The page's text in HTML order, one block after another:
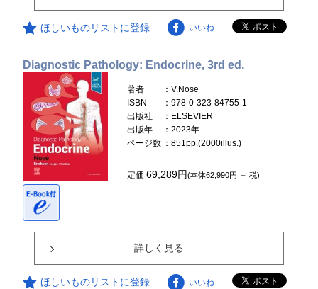
ほしいものリストに登録 いいね
Diagnostic Pathology: Endocrine, 3rd ed.
著者
：V.Nose
ISBN
：978-0-323-84755-1
出版社
：ELSEVIER
出版年
：2023年
ページ数 ：851pp.(2000illus.)
定価69,289円(本体62,990円 ＋ 税)
詳しく見る
ほしいものリストに登録 いいね